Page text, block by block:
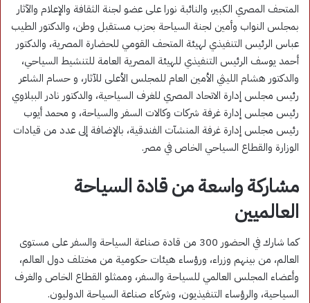
المتحف المصري الكبير، والنائبة نورا على عضو لجنة الثقافة والإعلام والآثار
بمجلس النواب وأمين لجنة السياحة بحزب مستقبل وطن، والدكتور الطيب
عباس الرئيس التنفيذي لهيئة المتحف القومي للحضارة المصرية، والدكتور
أحمد يوسف الرئيس التنفيذي للهيئة المصرية العامة للتنشيط السياحي،
والدكتور هشام الليثي الأمين العام للمجلس الأعلى للآثار، و حسام الشاعر
رئيس مجلس إدارة الاتحاد المصري للغرف السياحية، والدكتور نادر الببلاوي
رئيس مجلس إدارة غرفة شركات وكالات السفر والسياحة، و محمد أيوب
رئيس مجلس إدارة غرفة المنشآت الفندقية، بالإضافة إلى عدد من قيادات
الوزارة والقطاع السياحي الخاص في مصر.
مشاركة واسعة من قادة السياحة
العالميين
كما شارك في الحضور 300 من قادة صناعة السياحة والسفر على مستوى
العالم، من بينهم وزراء، ورؤساء هيئات حكومية من مختلف دول العالم،
وأعضاء المجلس العالمي للسياحة والسفر، وممثلو القطاع الخاص والغرف
السياحية، والرؤساء التنفيذيون، وشركاء صناعة السياحة الدوليون.